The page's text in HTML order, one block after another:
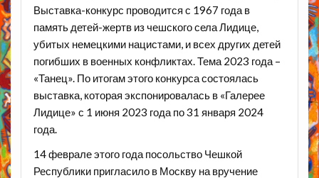
Выставка-конкурс проводится с 1967 года в
память детей-жертв из чешского села Лидице,
убитых немецкими нацистами, и всех других детей
погибших в военных конфликтах. Тема 2023 года –
«Танец». По итогам этого конкурса состоялась
выставка, которая экспонировалась в «Галерее
Лидице» с 1 июня 2023 года по 31 января 2024
года.
14 феврале этого года посольство Чешкой
Республики пригласило в Москву на вручение